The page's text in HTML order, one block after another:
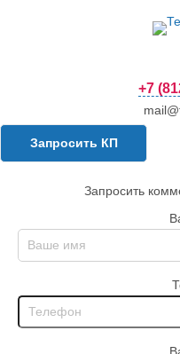
+7
Запросить КП
Запросить